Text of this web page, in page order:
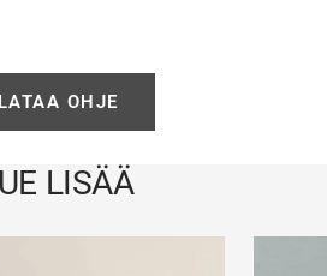
LATAA OHJE
LISÄÄ